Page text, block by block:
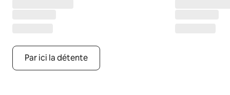
Par ici la détente